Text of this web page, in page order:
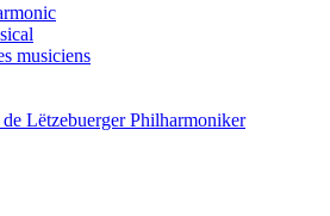
musiciens
Lëtzebuerger Philharmoniker